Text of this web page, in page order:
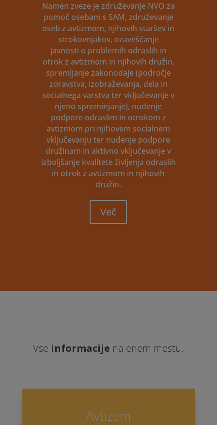
Namen zveze je združevanje NVO za
pomoč osebam s SAM, združevanje
oseb z avtizmom, njihovih staršev in
strokovnjakov, ozaveščanje
javnosti o problemih odraslih in
otrok z avtizmom in njihovih družin,
spremljanje zakonodaje (področje
zdravstva, izobraževanja, dela in
socialnega varstva ter vključevanje v
njeno spreminjanje), nudenje
podpore odraslim in otrokom z
avtizmom pri njihovem socialnem
vključevanju ter nudenje podpore
družinam in aktivno vključevanje v
izboljšanje kvalitete življenja odraslih
in otrok z avtizmom in njihovih
družin.
Več
Vse informacije na enem mestu.
Avtizem